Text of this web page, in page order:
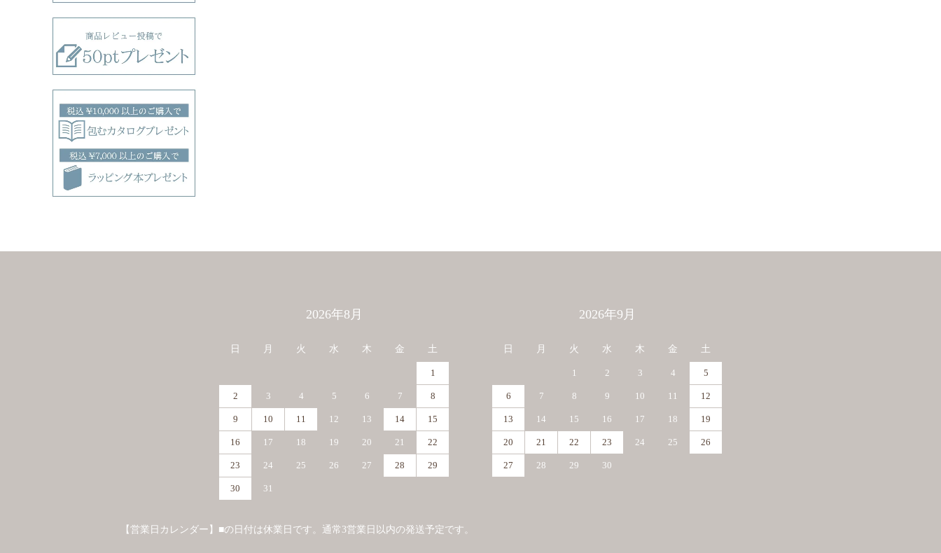
2026年8月
日 月 火 水 木 金 土
1
2 3 4 5 6 7 8
9 10 11 12 13 14 15
16 17 18 19 20 21 22
23 24 25 26 27 28 29
30 31
2026年9月
日 月 火 水 木 金 土
1 2 3 4 5
6 7 8 9 10 11 12
13 14 15 16 17 18 19
20 21 22 23 24 25 26
27 28 29 30
【営業日カレンダー】■の日付は休業日です。通常3営業日以内の発送予定です。